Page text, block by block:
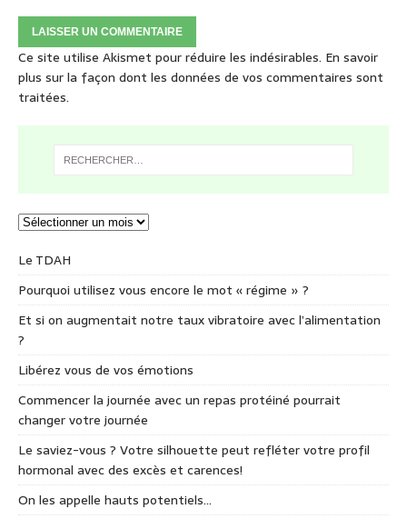
Ce site utilise Akismet pour réduire les indésirables. En savoir
plus sur la façon dont les données de vos commentaires sont
traitées.
Le TDAH
Pourquoi utilisez vous encore le mot « régime » ?
Et si on augmentait notre taux vibratoire avec l’alimentation
?
Libérez vous de vos émotions
Commencer la journée avec un repas protéiné pourrait
changer votre journée
Le saviez-vous ? Votre silhouette peut refléter votre profil
hormonal avec des excès et carences!
On les appelle hauts potentiels…